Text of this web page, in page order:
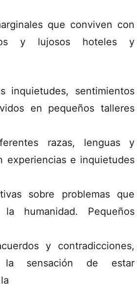
que conviven con
y lujosos hoteles y
inquietudes, sentimientos
en pequeños talleres
razas, lenguas y
experiencias e inquietudes
sobre problemas que
humanidad. Pequeños
y contradicciones,
la sensación de estar